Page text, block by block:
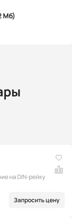
Мб)
на DIN-рейку
Запросить цену